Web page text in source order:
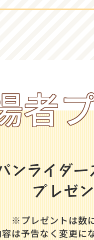
者
ンライダ
プレゼ
※プレゼントは数
は予告なく変更に